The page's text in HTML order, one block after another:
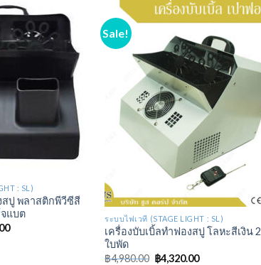
: SL)
สบู่ พลาสติกพีวีซีสี
แบต
Sale!
ระบบไฟเวที (STAGE LIGHT : SL)
เครื่องบับเบิ้ลทำฟองสบู่ โลหะสีเงิน 2
ใบพัด
฿4,980.00 ฿4,320.00